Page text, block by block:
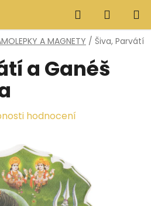
Hledat
KOŠÍK
A MAGNETY / Šiva, Parvátí
a Ganéš
hodnocení